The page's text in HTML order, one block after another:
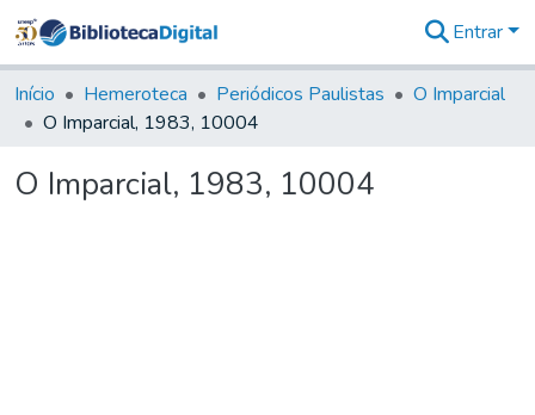
&
Coleções
Tudo na
Digital
Entrar
Início Hemeroteca Periódicos Paulistas
O Imparcial
O Imparcial, 1983, 10004
O Imparcial, 1983, 10004